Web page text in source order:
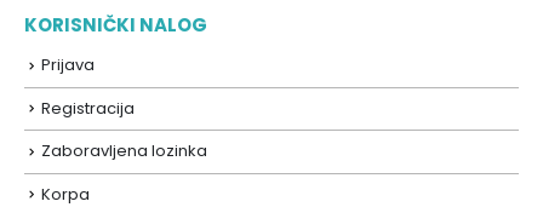
KORISNIČKI NALOG
Prijava
Registracija
Zaboravljena lozinka
Korpa